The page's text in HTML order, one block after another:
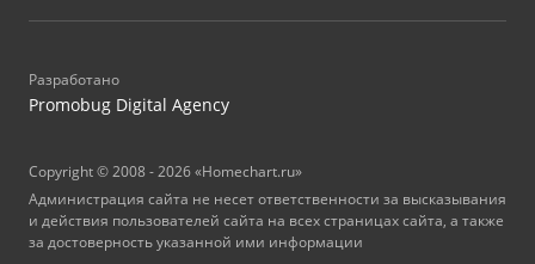
Разработано
Promobug Digital Agency
Copyright © 2008 - 2026 «Homechart.ru»
Администрация сайта не несет ответственности за высказывания
и действия пользователей сайта на всех страницах сайта, а также
за достоверность указанной ими информации